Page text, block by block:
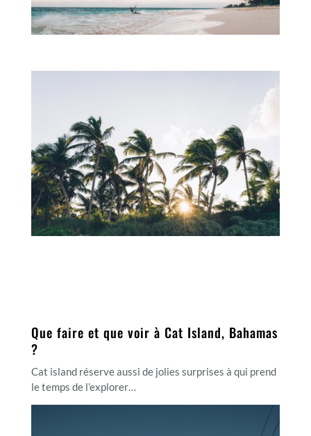
Que faire et que voir à Cat Island, Bahamas
?
Cat island réserve aussi de jolies surprises à qui prend
le temps de l’explorer…